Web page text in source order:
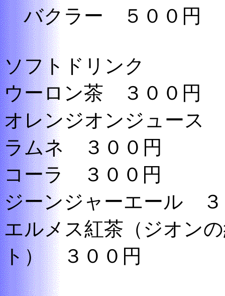
バクラー ５００円
ソフトドリンク
ウーロン茶 ３００円
オレンジオンジュース
ラムネ ３００円
コーラ ３００円
ジーンジャーエール ３
エルメス紅茶（ジオン
ト） ３００円